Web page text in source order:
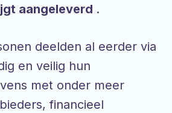
aangeleverd .
deelden al eerder via
en veilig hun
met onder meer
financieel